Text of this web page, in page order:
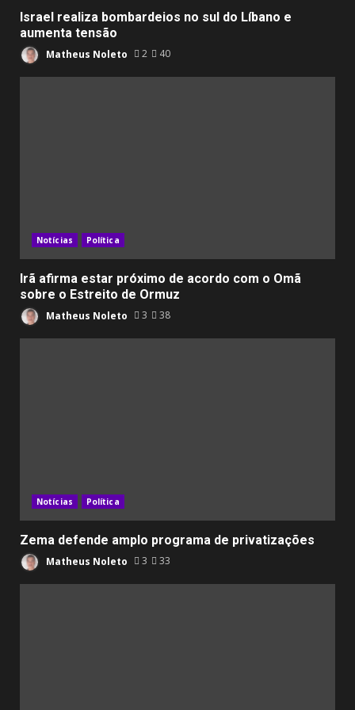
Israel realiza bombardeios no sul do Líbano e
aumenta tensão
Matheus Noleto 2 40
Notícias Política
Irã afirma estar próximo de acordo com o Omã
sobre o Estreito de Ormuz
Matheus Noleto 3 38
Notícias Política
Zema defende amplo programa de privatizações
Matheus Noleto 3 33